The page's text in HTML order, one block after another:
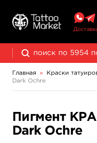
Главная » Краски
Dark Ochre
Пигмент
Dark Ochre